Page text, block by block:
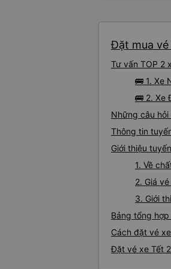
Đặt mua vé
Tư vấn TOP 2
🚌 1. Xe
🚌 2. Xe
Những câu
Thông tin
Giới thiệu
1. Về
2. Giá
3. Giới
Bảng tổng
Cách đặt vé
Đặt vé xe Tết